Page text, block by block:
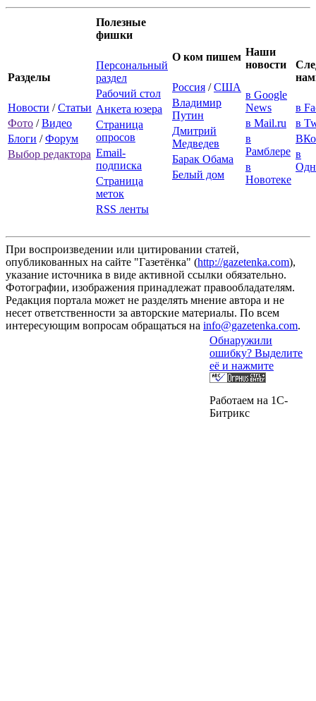
Разделы
Новости /Статьи
Фото /Видео
Блоги /Форум
Выбор редактора
Полезные
фишки
Персональный
раздел
Рабочий стол
Анкета юзера
Страница
опросов
Email-
подписка
Страница
меток
RSS ленты
О ком пишем
Россия /США
Владимир
Путин
Дмитрий
Медведев
Барак Обама
Белый дом
Наши
новости
в Google
News
в Mail.ru
в
Рамблере
в
Новотеке
в
в
в
При воспроизведении или цитировании статей,
опубликованных на сайте "Газетёнка" (http://gazetenka.com),
указание источника в виде активной ссылки обязательно.
Фотографии, изображения принадлежат правообладателям.
Редакция портала может не разделять мнение автора и не
несет ответственности за авторские материалы. По всем
интересующим вопросам обращаться на info@gazetenka.com.
Обнаружили
ошибку? Выделите
её и нажмите
Работаем на 1C-
Битрикс